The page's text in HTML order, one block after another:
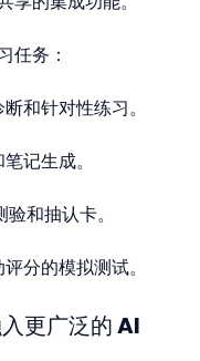
任务：
和针对性练习。
记生成。
和抽认卡。
分的模拟测试。
更广泛的 AI